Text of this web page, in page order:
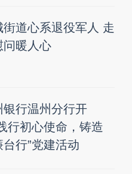
街道心系退役军人 走
问暖人心
银行温州分行开
行初心使命，铸造
台行”党建活动